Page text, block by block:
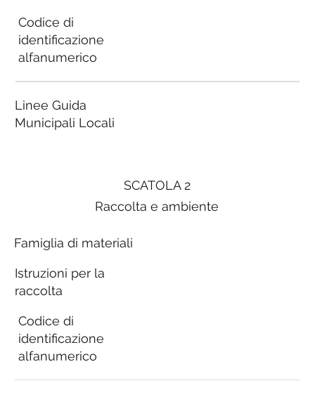
SCATOLA 2
Raccolta e ambiente
Famiglia di materiali
Istruzioni per la
raccolta
Codice di
identificazione
alfanumerico
Codice di
identificazione
alfanumerico
Linee Guida
Municipali Locali